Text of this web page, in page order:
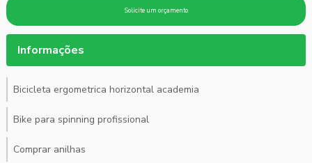
Solicite um orçamento
Informações
Bicicleta ergometrica horizontal academia
Bike para spinning profissional
Comprar anilhas